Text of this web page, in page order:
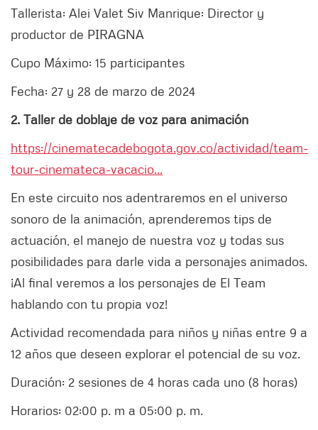
Tallerista: Alei Valet Siv Manrique: Director y
productor de PIRAGNA
Cupo Máximo: 15 participantes
Fecha: 27 y 28 de marzo de 2024
2. Taller de doblaje de voz para animación
https://cinematecadebogota.gov.co/actividad/team-
tour-cinemateca-vacacio...
En este circuito nos adentraremos en el universo
sonoro de la animación, aprenderemos tips de
actuación, el manejo de nuestra voz y todas sus
posibilidades para darle vida a personajes animados.
¡Al final veremos a los personajes de El Team
hablando con tu propia voz!
Actividad recomendada para niños y niñas entre 9 a
12 años que deseen explorar el potencial de su voz.
Duración: 2 sesiones de 4 horas cada uno (8 horas)
Horarios: 02:00 p. m a 05:00 p. m.